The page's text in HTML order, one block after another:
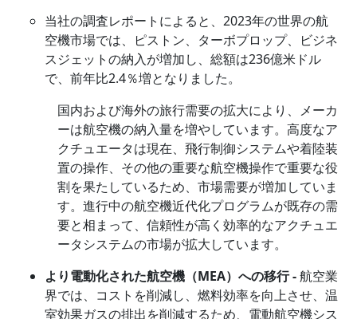
当社の調査レポートによると、2023年の世界の航
空機市場では、ピストン、ターボプロップ、ビジネ
スジェットの納入が増加し、総額は236億米ドル
で、前年比2.4％増となりました。
国内および海外の旅行需要の拡大により、メーカ
ーは航空機の納入量を増やしています。高度なア
クチュエータは現在、飛行制御システムや着陸装
置の操作、その他の重要な航空機操作で重要な役
割を果たしているため、市場需要が増加していま
す。進行中の航空機近代化プログラムが既存の需
要と相まって、信頼性が高く効率的なアクチュエ
ータシステムの市場が拡大しています。
より電動化された航空機（MEA）への移行 -航空業
界では、コストを削減し、燃料効率を向上させ、温
室効果ガスの排出を削減するため、電動航空機シス